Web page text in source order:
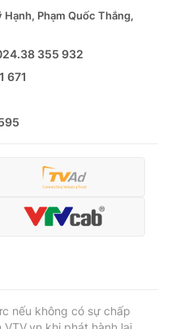
Phạm Quốc Thắng,
355 932
671
nếu không có sự chấp